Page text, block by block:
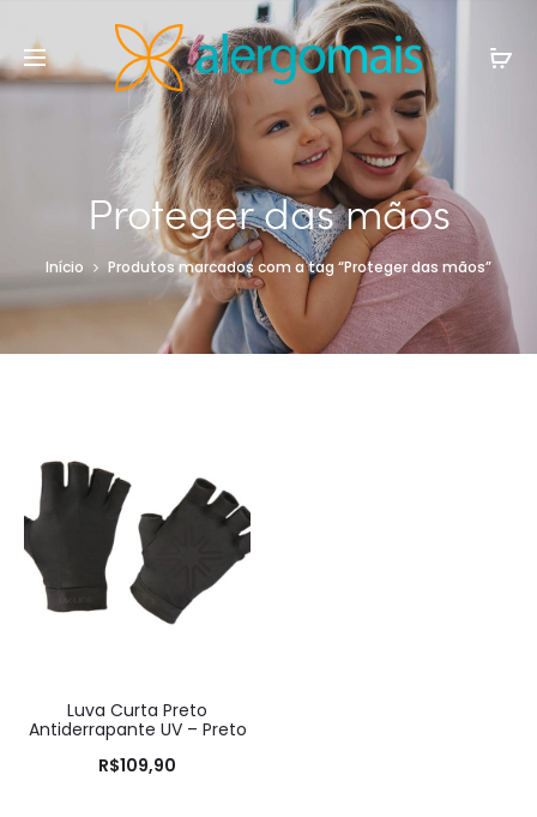
Proteger das mãos
Início Produtos marcados com a tag “Proteger das mãos”
Luva Curta Preto
Antiderrapante UV – Preto
R$109,90